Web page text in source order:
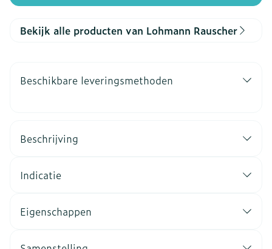
Bekijk alle producten van Lohmann Rauscher
Beschikbare leveringsmethoden
Beschrijving
Indicatie
Eigenschappen